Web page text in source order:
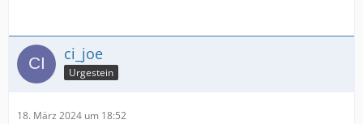
ci_joe
Urgestein
18. März 2024 um 18:52